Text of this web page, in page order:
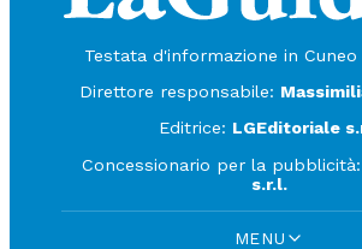
Testata d'informazione in Cuneo
Direttore responsabile:
Editrice: LGEditoriale
Concessionario per la pubblicità:
s.r.l.
MENU